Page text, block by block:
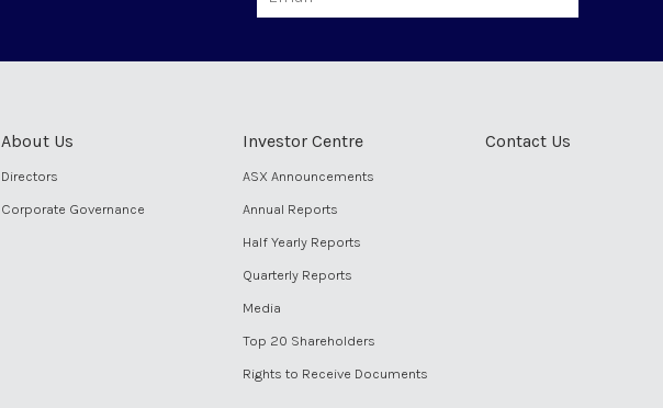
About Us
Directors
Corporate Governance
Investor Centre
ASX Announcements
Annual Reports
Half Yearly Reports
Quarterly Reports
Media
Top 20 Shareholders
Rights to Receive Documents
Contact Us